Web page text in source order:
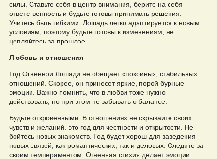
силы. Ставьте себя в центр внимания, берите на себя
ответственность и будьте готовы принимать решения.
Учитесь быть гибкими. Лошадь легко адаптируется к новым
условиям, поэтому будьте готовы к изменениям, не
цепляйтесь за прошлое.
Любовь и отношения
Год Огненной Лошади не обещает спокойных, стабильных
отношений. Скорее, он принесет яркие, порой бурные
эмоции. Важно помнить, что в любви тоже нужно
действовать, но при этом не забывать о балансе.
Будьте откровенными. В отношениях не скрывайте своих
чувств и желаний, это год для честности и открытости. Не
бойтесь новых знакомств. Год будет хорош для заведения
новых связей, как романтических, так и деловых. Следите за
своим темпераментом. Огненная стихия делает эмоции